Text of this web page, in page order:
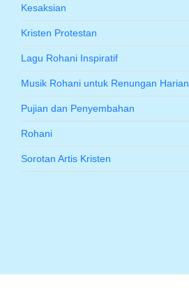
Kesaksian
Kristen Protestan
Lagu Rohani Inspiratif
Musik Rohani untuk Renungan Harian
Pujian dan Penyembahan
Rohani
Sorotan Artis Kristen